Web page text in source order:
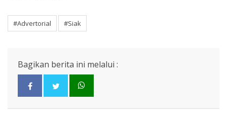
#Advertorial #Siak
Bagikan berita ini melalui :